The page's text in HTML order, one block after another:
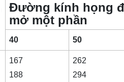
Đường kính họng
mở một phần
40 50
167
188
262
294